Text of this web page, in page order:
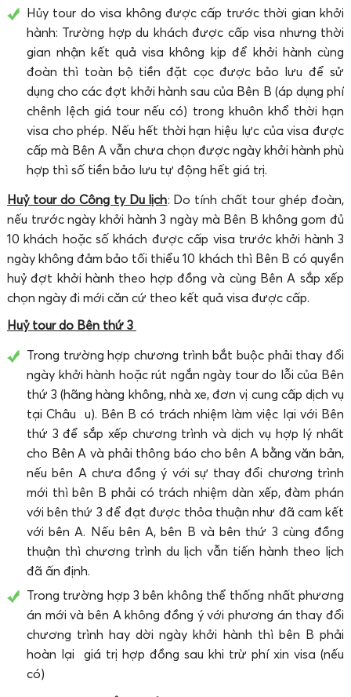
Hủy tour do visa không được cấp trước thời gian khởi
hành: Trường hợp du khách được cấp visa nhưng thời
gian nhận kết quả visa không kịp để khởi hành cùng
đoàn thì toàn bộ tiền đặt cọc được bảo lưu để sử
dụng cho các đợt khởi hành sau của Bên B (áp dụng phí
chênh lệch giá tour nếu có) trong khuôn khổ thời hạn
visa cho phép. Nếu hết thời hạn hiệu lực của visa được
cấp mà Bên A vẫn chưa chọn được ngày khởi hành phù
hợp thì số tiền bảo lưu tự động hết giá trị.
Huỷ tour do Công ty Du lịch: Do tính chất tour ghép đoàn,
nếu trước ngày khởi hành 3 ngày mà Bên B không gom đủ
10 khách hoặc số khách được cấp visa trước khởi hành 3
ngày không đảm bảo tối thiểu 10 khách thì Bên B có quyền
huỷ đợt khởi hành theo hợp đồng và cùng Bên A sắp xếp
chọn ngày đi mới căn cứ theo kết quả visa được cấp.
Huỷ tour do Bên thứ 3
Trong trường hợp chương trình bắt buộc phải thay đổi
ngày khởi hành hoặc rút ngắn ngày tour do lỗi của Bên
thứ 3 (hãng hàng không, nhà xe, đơn vị cung cấp dịch vụ
tại Châu u). Bên B có trách nhiệm làm việc lại với Bên
thứ 3 để sắp xếp chương trình và dịch vụ hợp lý nhất
cho Bên A và phải thông báo cho bên A bằng văn bản,
nếu bên A chưa đồng ý với sự thay đổi chương trình
mới thì bên B phải có trách nhiệm dàn xếp, đàm phán
với bên thứ 3 để đạt được thỏa thuận như đã cam kết
với bên A. Nếu bên A, bên B và bên thứ 3 cùng đồng
thuận thì chương trình du lịch vẫn tiến hành theo lịch
đã ấn định.
Trong trường hợp 3 bên không thể thống nhất phương
án mới và bên A không đồng ý với phương án thay đổi
chương trình hay dời ngày khởi hành thì bên B phải
hoàn lại giá trị hợp đồng sau khi trừ phí xin visa (nếu
có)